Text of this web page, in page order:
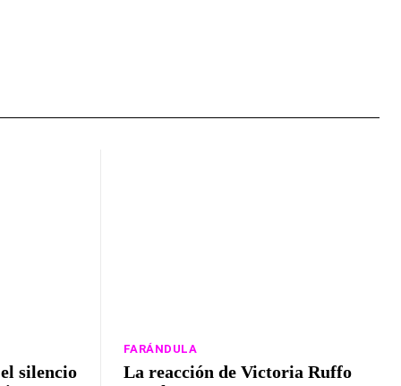
silencio
FARÁNDULA
La reacción de Victoria Ruffo